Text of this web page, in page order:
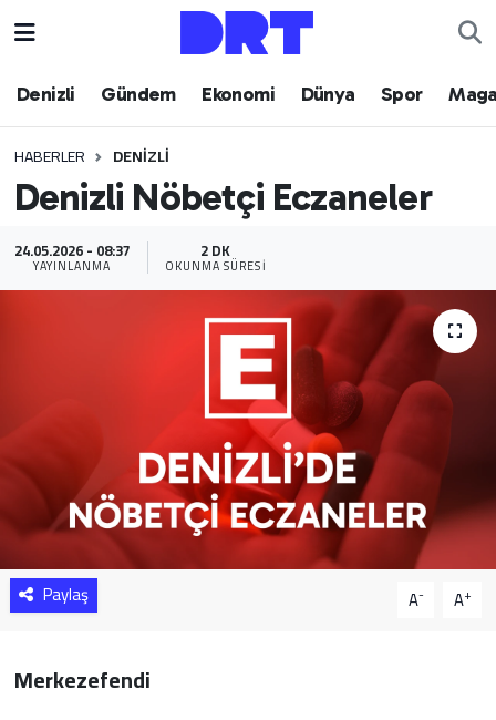
Denizli Gündem Ekonomi Dünya Spor
HABERLER DENIZLI
Denizli Nöbetçi Eczaneler
24.05.2026 - 08:37
YAYINLANMA
2 DK
OKUNMA SÜRESI
Paylaş A- A+
Merkezefendi
Denizli
Ekonomi
Dünya
Yaşam
Sağlık
Yazarlar
Hava Durumu
Trafik Durumu
Puan Durumu ve Fikstür
Tüm Manşetler
Son Dakika Haberleri